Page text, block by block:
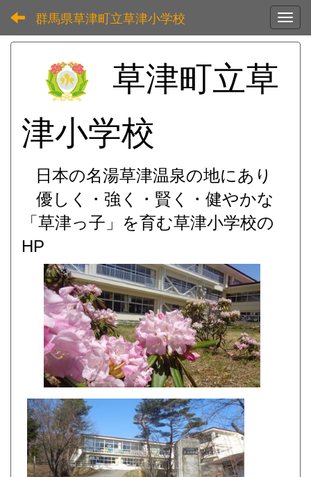
群馬県草津町立草津小学校
草津町立草
津小学校
日本の名湯草津温泉の地にあり
優しく・強く・賢く・健やかな
「草津っ子」を育む草津小学校の
HP